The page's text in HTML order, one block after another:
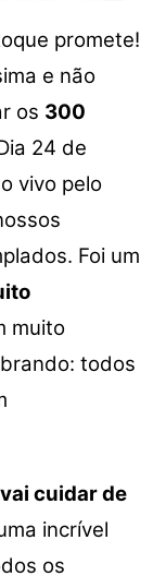
promete!
e não
os 300
24 de
vivo pelo
Foi um
muito
todos
cuidar de
incrível
os